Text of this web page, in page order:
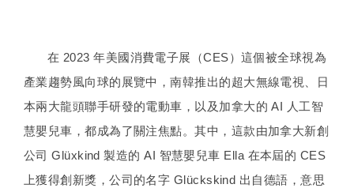
在 2023 年美國消費電子展（CES）這個被全球視為
產業趨勢風向球的展覽中，南韓推出的超大無線電視、日
本兩大龍頭聯手研發的電動車，以及加拿大的 AI 人工智
慧嬰兒車，都成為了關注焦點。其中，這款由加拿大新創
公司 Glüxkind 製造的 AI 智慧嬰兒車 Ella 在本屆的 CES
上獲得創新獎，公司的名字 Glückskind 出自德語，意思